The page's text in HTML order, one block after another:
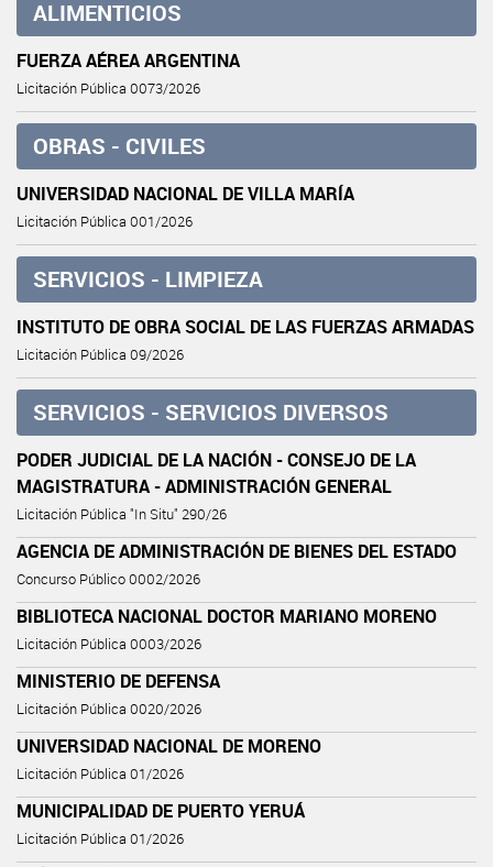
ALIMENTICIOS
FUERZA AÉREA ARGENTINA
Licitación Pública 0073/2026
OBRAS - CIVILES
UNIVERSIDAD NACIONAL DE VILLA MARÍA
Licitación Pública 001/2026
SERVICIOS - LIMPIEZA
INSTITUTO DE OBRA SOCIAL DE LAS FUERZAS ARMADAS
Licitación Pública 09/2026
SERVICIOS - SERVICIOS DIVERSOS
PODER JUDICIAL DE LA NACIÓN - CONSEJO DE LA
MAGISTRATURA - ADMINISTRACIÓN GENERAL
Licitación Pública "In Situ" 290/26
AGENCIA DE ADMINISTRACIÓN DE BIENES DEL ESTADO
Concurso Público 0002/2026
BIBLIOTECA NACIONAL DOCTOR MARIANO MORENO
Licitación Pública 0003/2026
MINISTERIO DE DEFENSA
Licitación Pública 0020/2026
UNIVERSIDAD NACIONAL DE MORENO
Licitación Pública 01/2026
MUNICIPALIDAD DE PUERTO YERUÁ
Licitación Pública 01/2026